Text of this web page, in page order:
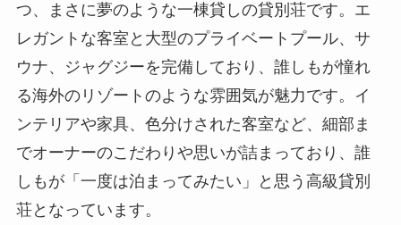
つ、まさに夢のような一棟貸しの貸別荘です。エ
レガントな客室と大型のプライベートプール、サ
ウナ、ジャグジーを完備しており、誰しもが憧れ
る海外のリゾートのような雰囲気が魅力です。イ
ンテリアや家具、色分けされた客室など、細部ま
でオーナーのこだわりや思いが詰まっており、誰
しもが「一度は泊まってみたい」と思う高級貸別
荘となっています。